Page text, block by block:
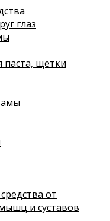
глаз
паста, щетки
от
и суставов